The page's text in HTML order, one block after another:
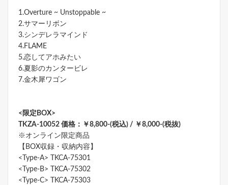
1.Overture ~ Unstoppable ~
2.サマーリボン
3.シンデレラマインド
4.FLAME
5.恋してアホみたい
6.夏影のカンタービレ
7.金木犀ワゴン
<限定BOX>
TKZA-10052 価格：￥8,800-(税込) / ￥8,000-(税抜)
※オンライン限定商品
【BOX収録・収納内容】
<Type-A> TKCA-75301
<Type-B> TKCA-75302
<Type-C> TKCA-75303